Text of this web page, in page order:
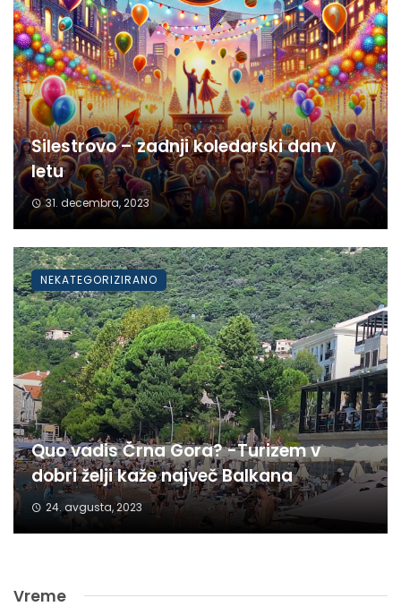
Silestrovo – zadnji koledarski dan v
letu
31. decembra, 2023
Quo vadis Črna Gora? -Turizem v
dobri želji kaže največ Balkana
24. avgusta, 2023
NEKATEGORIZIRANO
Vreme